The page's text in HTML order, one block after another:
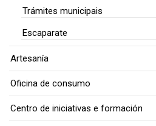
Trámites municipais
Escaparate
Artesanía
Oficina de consumo
Centro de iniciativas e formación